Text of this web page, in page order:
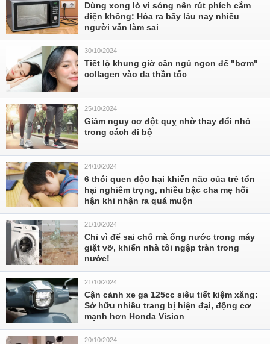
Dùng xong lò vi sóng nên rút phích cắm
điện không: Hóa ra bấy lâu nay nhiều
người vẫn làm sai
30/10/2024
Tiết lộ khung giờ cần ngủ ngon để "bơm"
collagen vào da thần tốc
25/10/2024
Giảm nguy cơ đột quỵ nhờ thay đổi nhỏ
trong cách đi bộ
24/10/2024
6 thói quen độc hại khiến não của trẻ tổn
hại nghiêm trọng, nhiều bậc cha mẹ hối
hận khi nhận ra quá muộn
21/10/2024
Chỉ vì để sai chỗ mà ống nước trong máy
giặt vỡ, khiến nhà tôi ngập tràn trong
nước!
21/10/2024
Cận cảnh xe ga 125cc siêu tiết kiệm xăng:
Sở hữu nhiều trang bị hiện đại, động cơ
mạnh hơn Honda Vision
20/10/2024